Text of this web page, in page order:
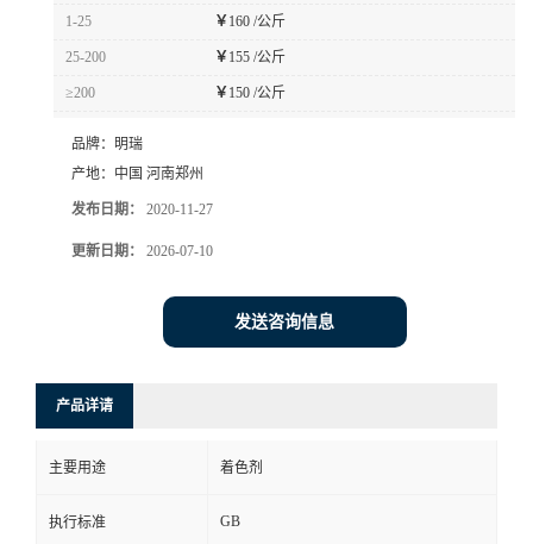
1-25 ￥ 160 /公斤
25-200 ￥ 155 /公斤
≥200 ￥ 150 /公斤
品牌： 明瑞
产地： 中国 河南郑州
发布日期： 2020-11-27
更新日期： 2026-07-10
发送咨询信息
产品详请
主要用途 着色剂
执行标准 GB